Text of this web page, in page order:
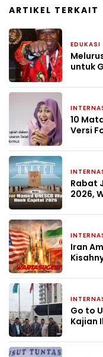
ARTIKEL TERKAIT
EDUKASI
untuk
10
Versi
Rabat
2026,
Iran
Go to
Kajian